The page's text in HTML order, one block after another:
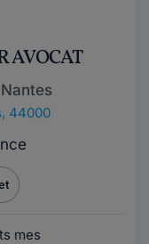
AVOCAT
44000
mes